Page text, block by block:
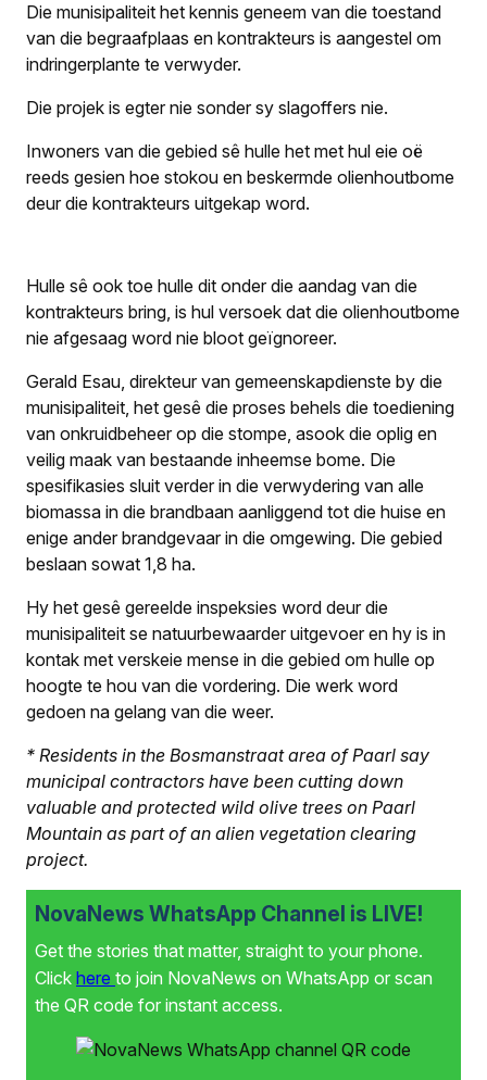
Die munisipaliteit het kennis geneem van die toestand
van die begraafplaas en kontrakteurs is aangestel om
indringerplante te verwyder.
Die projek is egter nie sonder sy slagoffers nie.
Inwoners van die gebied sê hulle het met hul eie oë
reeds gesien hoe stokou en beskermde olienhoutbome
deur die kontrakteurs uitgekap word.
Hulle sê ook toe hulle dit onder die aandag van die
kontrakteurs bring, is hul versoek dat die olienhoutbome
nie afgesaag word nie bloot geïgnoreer.
Gerald Esau, direkteur van gemeenskapdienste by die
munisipaliteit, het gesê die proses behels die toediening
van onkruidbeheer op die stompe, asook die oplig en
veilig maak van bestaande inheemse bome. Die
spesifikasies sluit verder in die verwydering van alle
biomassa in die brandbaan aanliggend tot die huise en
enige ander brandgevaar in die omgewing. Die gebied
beslaan sowat 1,8 ha.
Hy het gesê gereelde inspeksies word deur die
munisipaliteit se natuurbewaar­der uitgevoer en hy is in
kontak met verskeie mense in die gebied om hulle op
hoogte te hou van die vordering. Die werk word
gedoen na gelang van die weer.
* Residents in the Bosmanstraat area of Paarl say
municipal contractors have been cutting down
valuable and protected wild olive trees on Paarl
Mountain as part of an alien vegetation clearing
project.
NovaNews WhatsApp Channel is LIVE!
Get the stories that matter, straight to your phone.
Click here to join NovaNews on WhatsApp or scan
the QR code for instant access.